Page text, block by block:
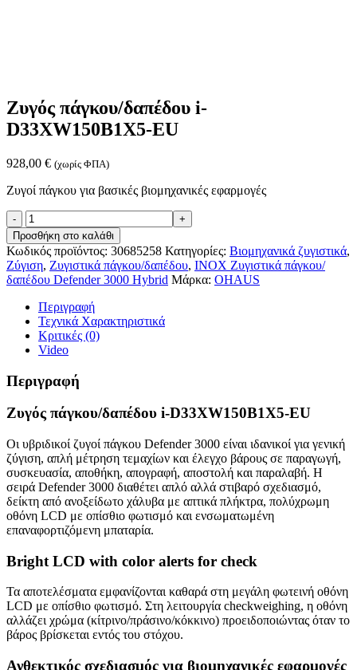
Ζυγός πάγκου/δαπέδου i-
D33XW150B1X5-EU
928,00 € (χωρίς ΦΠΑ)
Ζυγοί πάγκου για βασικές βιομηχανικές εφαρμογές
Ζυγός
πάγκου/
δαπέδου
i-
D33XW150B1X5-
EU
ποσότητα
Προσθήκη στο καλάθι
Κωδικός προϊόντος: 30685258 Κατηγορίες: Βιομηχανικά ζυγιστικά,
Ζύγιση, Ζυγιστικά πάγκου/δαπέδου, INOX Ζυγιστικά πάγκου/
δαπέδου Defender 3000 Hybrid Μάρκα: OHAUS
Περιγραφή
Τεχνικά Χαρακτηριστικά
Κριτικές (0)
Video
Περιγραφή
Ζυγός πάγκου/δαπέδου i-D33XW150B1X5-EU
Οι υβριδικοί ζυγοί πάγκου Defender 3000 είναι ιδανικοί για γενική
ζύγιση, απλή μέτρηση τεμαχίων και έλεγχο βάρους σε παραγωγή,
συσκευασία, αποθήκη, απογραφή, αποστολή και παραλαβή. Η
σειρά Defender 3000 διαθέτει απλό αλλά στιβαρό σχεδιασμό,
δείκτη από ανοξείδωτο χάλυβα με απτικά πλήκτρα, πολύχρωμη
οθόνη LCD με οπίσθιο φωτισμό και ενσωματωμένη
επαναφορτιζόμενη μπαταρία.
Bright LCD with color alerts for check
Τα αποτελέσματα εμφανίζονται καθαρά στη μεγάλη φωτεινή οθόνη
LCD με οπίσθιο φωτισμό. Στη λειτουργία checkweighing, η οθόνη
αλλάζει χρώμα (κίτρινο/πράσινο/κόκκινο) προειδοποιώντας όταν το
βάρος βρίσκεται εντός του στόχου.
Ανθεκτικός σχεδιασμός για βιομηχανικές εφαρμογές